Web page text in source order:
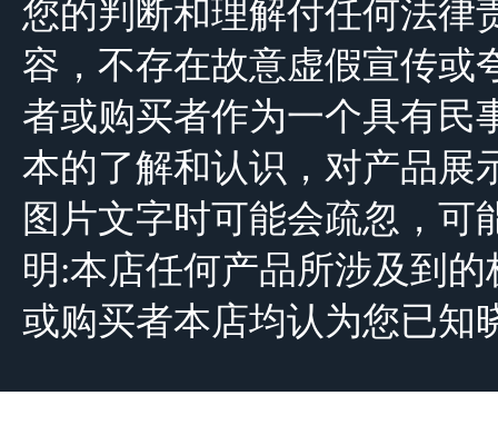
您的判断和理解付任何法律
容，不存在故意虚假宣传或
者或购买者作为一个具有民
本的了解和认识，对产品展
图片文字时可能会疏忽，可
明:本店任何产品所涉及到
或购买者本店均认为您已知